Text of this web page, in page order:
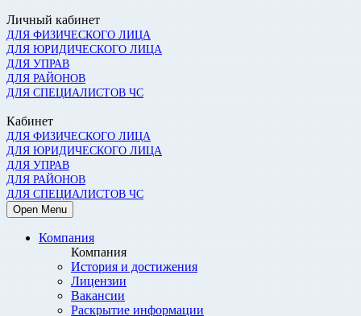
Личный кабинет
ДЛЯ ФИЗИЧЕСКОГО ЛИЦА
ДЛЯ ЮРИДИЧЕСКОГО ЛИЦА
ДЛЯ УПРАВ
ДЛЯ РАЙОНОВ
ДЛЯ СПЕЦИАЛИСТОВ ЧС
Кабинет
ДЛЯ ФИЗИЧЕСКОГО ЛИЦА
ДЛЯ ЮРИДИЧЕСКОГО ЛИЦА
ДЛЯ УПРАВ
ДЛЯ РАЙОНОВ
ДЛЯ СПЕЦИАЛИСТОВ ЧС
Open Menu
Компания
Компания
История и достижения
Лицензии
Вакансии
Раскрытие информации